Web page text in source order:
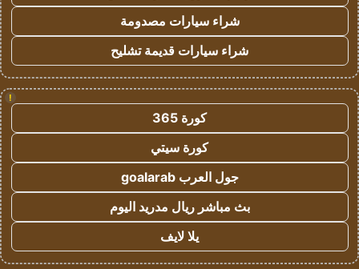
شراء سيارات مصدومة
شراء سيارات قديمة تشليح
!
كورة 365
كورة سيتي
جول العرب goalarab
بث مباشر ريال مدريد اليوم
يلا لايف